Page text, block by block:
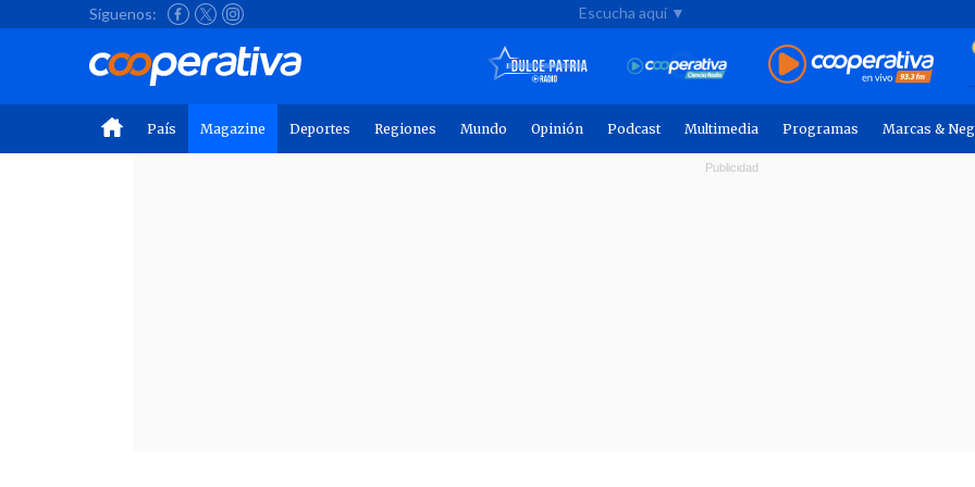
Síguenos: Escucha aquí ▼
País Magazine Deportes Regiones Mundo Opinión Podcast Multimedia Programas Marcas &